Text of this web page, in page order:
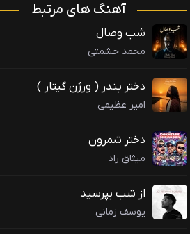
آهنگ های مرتبط
شب وصال
محمد حشمتی
دختر بندر ( ورژن گیتار )
امیر عظیمی
دختر شمرون
میثاق راد
از شب بپرسید
یوسف زمانی